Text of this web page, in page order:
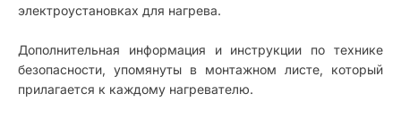
электроустановках для нагрева.
Дополнительная информация и инструкции по технике
безопасности, упомянуты в монтажном листе, который
прилагается к каждому нагревателю.